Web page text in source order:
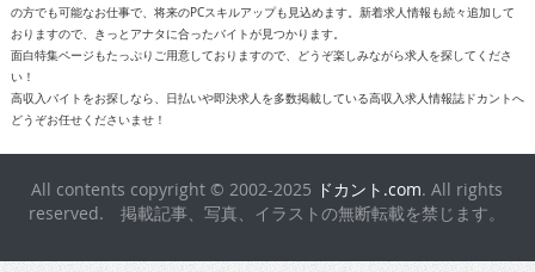
の方でも可能なお仕事で、将来のPCスキルアップも見込めます。新着求人情報も続々追加して
おりますので、きっとアナタに合ったバイトが見つかります。
面白特集ページもたっぷりご用意しておりますので、どうぞ楽しみながら求人を探してくださ
い！
高収入バイトをお探しなら、日払いや即決求人を多数掲載している高収入求人情報誌ドカントへ
どうぞお任せくださいませ！
All contents copyright © 2002-2025 ドカント.com. All rights
reserved. 掲載記事、写真、イラストの無断転載を禁じます。